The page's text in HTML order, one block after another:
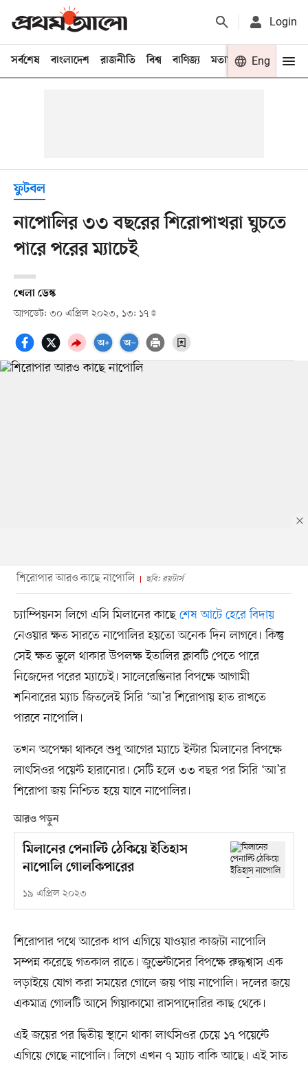
Login
সর্বশেষ বাংলাদেশ রাজনীতি বিশ্ব বাণিজ্য মতামত খেলা
Eng
ফুটবল
নাপোলির ৩৩ বছরের শিরোপাখরা ঘুচতে
পারে পরের ম্যাচেই
খেলা ডেস্ক
আপডেট: ৩০ এপ্রিল ২০২৩, ১৩: ১৭
শিরোপার আরও কাছে নাপোলি ছবি: রয়টার্স
চ্যাম্পিয়নস লিগে এসি মিলানের কাছে শেষ আটে হেরে বিদায়
নেওয়ার ক্ষত সারতে নাপোলির হয়তো অনেক দিন লাগবে। কিন্তু
সেই ক্ষত ভুলে থাকার উপলক্ষ ইতালির ক্লাবটি পেতে পারে
নিজেদের পরের ম্যাচেই। সালেরেন্তিনার বিপক্ষে আগামী
শনিবারের ম্যাচ জিতলেই সিরি ‘আ’র শিরোপায় হাত রাখতে
পারবে নাপোলি।
তখন অপেক্ষা থাকবে শুধু আগের ম্যাচে ইন্টার মিলানের বিপক্ষে
লাৎসিওর পয়েন্ট হারানোর। সেটি হলে ৩৩ বছর পর সিরি ‘আ’র
শিরোপা জয় নিশ্চিত হয়ে যাবে নাপোলির।
আরও পড়ুন
মিলানের পেনাল্টি ঠেকিয়ে ইতিহাস
নাপোলি গোলকিপারের
১৯ এপ্রিল ২০২৩
শিরোপার পথে আরেক ধাপ এগিয়ে যাওয়ার কাজটা নাপোলি
সম্পন্ন করেছে গতকাল রাতে। জুভেন্টাসের বিপক্ষে রুদ্ধশ্বাস এক
লড়াইয়ে যোগ করা সময়ের গোলে জয় পায় নাপোলি। দলের জয়ে
একমাত্র গোলটি আসে গিয়াকামো রাসপাদোরির কাছ থেকে।
এই জয়ের পর দ্বিতীয় স্থানে থাকা লাৎসিওর চেয়ে ১৭ পয়েন্টে
এগিয়ে গেছে নাপোলি। লিগে এখন ৭ ম্যাচ বাকি আছে। এই সাত